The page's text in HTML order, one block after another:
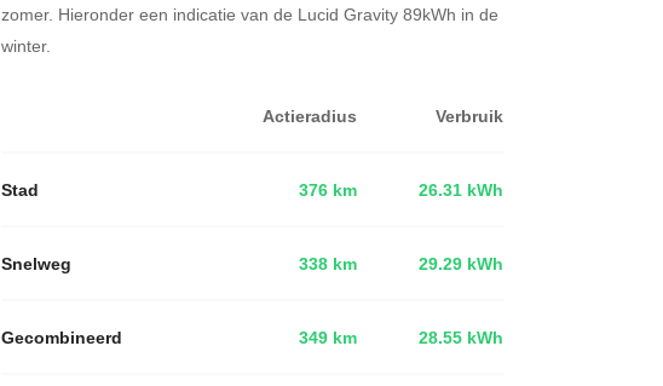
zomer. Hieronder een indicatie van de Lucid Gravity 89kWh in de
winter.
Actieradius Verbruik
Stad 376 km 26.31 kWh
Snelweg 338 km 29.29 kWh
Gecombineerd 349 km 28.55 kWh